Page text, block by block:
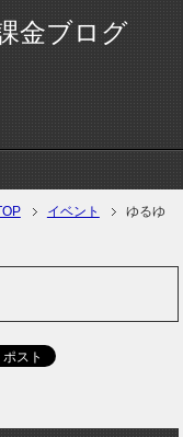
金ブログ
イベント
ゆるゆ